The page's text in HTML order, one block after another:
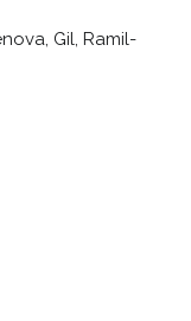
Gil, Ramil-